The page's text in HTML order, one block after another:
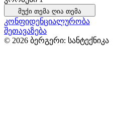
მუქი თემა ღია თემა
კონფიდენციალურობა
შეთავაზება
© 2026 ბერგერი: სანტექნიკა